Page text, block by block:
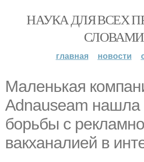
НАУКА ДЛЯ ВСЕХ
СЛОВАМИ
главная новости
Маленькая
Adnauseam нашла
борьбы с
вакханалией в